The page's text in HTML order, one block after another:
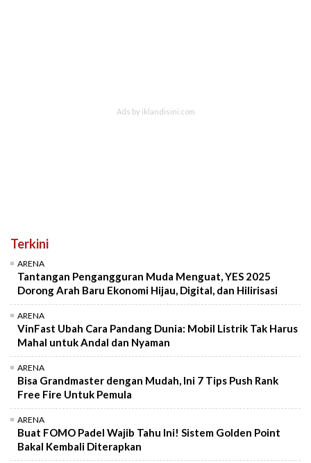
Terkini
ARENA
Tantangan Pengangguran Muda Menguat, YES 2025
Dorong Arah Baru Ekonomi Hijau, Digital, dan Hilirisasi
ARENA
VinFast Ubah Cara Pandang Dunia: Mobil Listrik Tak Harus
Mahal untuk Andal dan Nyaman
ARENA
Bisa Grandmaster dengan Mudah, Ini 7 Tips Push Rank
Free Fire Untuk Pemula
ARENA
Buat FOMO Padel Wajib Tahu Ini! Sistem Golden Point
Bakal Kembali Diterapkan